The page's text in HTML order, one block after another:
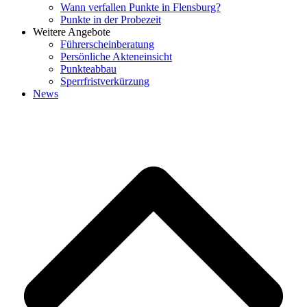
Wann verfallen Punkte in Flensburg?
Punkte in der Probezeit
Weitere Angebote
Führerscheinberatung
Persönliche Akteneinsicht
Punkteabbau
Sperrfristverkürzung
News